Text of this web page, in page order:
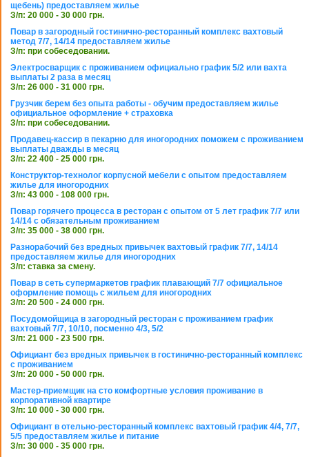
щебень) предоставляем жилье
З/п: 20 000 - 30 000 грн.
Повар в загородный гостинично-ресторанный комплекс вахтовый
метод 7/7, 14/14 предоставляем жилье
З/п: при собеседовании.
Электросварщик с проживанием официально график 5/2 или вахта
выплаты 2 раза в месяц
З/п: 26 000 - 31 000 грн.
Грузчик берем без опыта работы - обучим предоставляем жилье
официальное оформление + страховка
З/п: при собеседовании.
Продавец-кассир в пекарню для иногородних поможем с проживанием
выплаты дважды в месяц
З/п: 22 400 - 25 000 грн.
Конструктор-технолог корпусной мебели с опытом предоставляем
жилье для иногородних
З/п: 43 000 - 108 000 грн.
Повар горячего процесса в ресторан с опытом от 5 лет график 7/7 или
14/14 с обязательным проживанием
З/п: 35 000 - 38 000 грн.
Разнорабочий без вредных привычек вахтовый график 7/7, 14/14
предоставляем жилье для иногородних
З/п: ставка за смену.
Повар в сеть супермаркетов график плавающий 7/7 официальное
оформление помощь с жильем для иногородних
З/п: 20 500 - 24 000 грн.
Посудомойщица в загородный ресторан с проживанием график
вахтовый 7/7, 10/10, посменно 4/3, 5/2
З/п: 21 000 - 23 500 грн.
Официант без вредных привычек в гостинично-ресторанный комплекс
с проживанием
З/п: 20 000 - 50 000 грн.
Мастер-приемщик на сто комфортные условия проживание в
корпоративной квартире
З/п: 10 000 - 30 000 грн.
Официант в отельно-ресторанный комплекс вахтовый график 4/4, 7/7,
5/5 предоставляем жилье и питание
З/п: 30 000 - 35 000 грн.